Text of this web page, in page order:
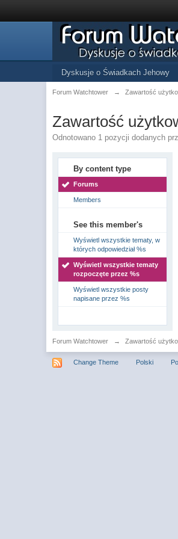
Dyskusje o Świadkach Jehowy
Forum Watchtower → Zawartość
Zawartość
Odnotowano 1 pozycji dodanych
By content type
Forums
Members
See this member's
Wyświetl wszystkie tematy, w
których odpowiedział %s
Wyświetl wszystkie tematy
rozpoczęte przez %s
Wyświetl wszystkie posty
napisane przez %s
Forum Watchtower → Zawartość
Change Theme Polski